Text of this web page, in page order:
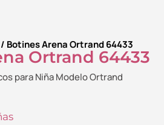
/ Botines Arena Ortrand 64433
Ortrand 64433
para Niña Modelo Ortrand